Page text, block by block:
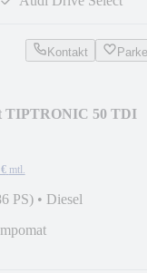
Kontakt
TIPTRONIC 50 TDI
mtl.
PS) • Diesel